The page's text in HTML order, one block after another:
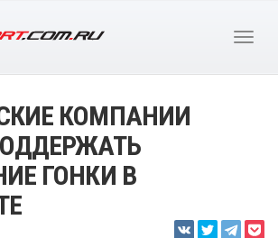
КОМПАНИИ
ГОНКИ В